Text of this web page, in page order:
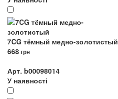
7CG тёмный медно-золотистый
668грн
Арт. b00098014
У наявності